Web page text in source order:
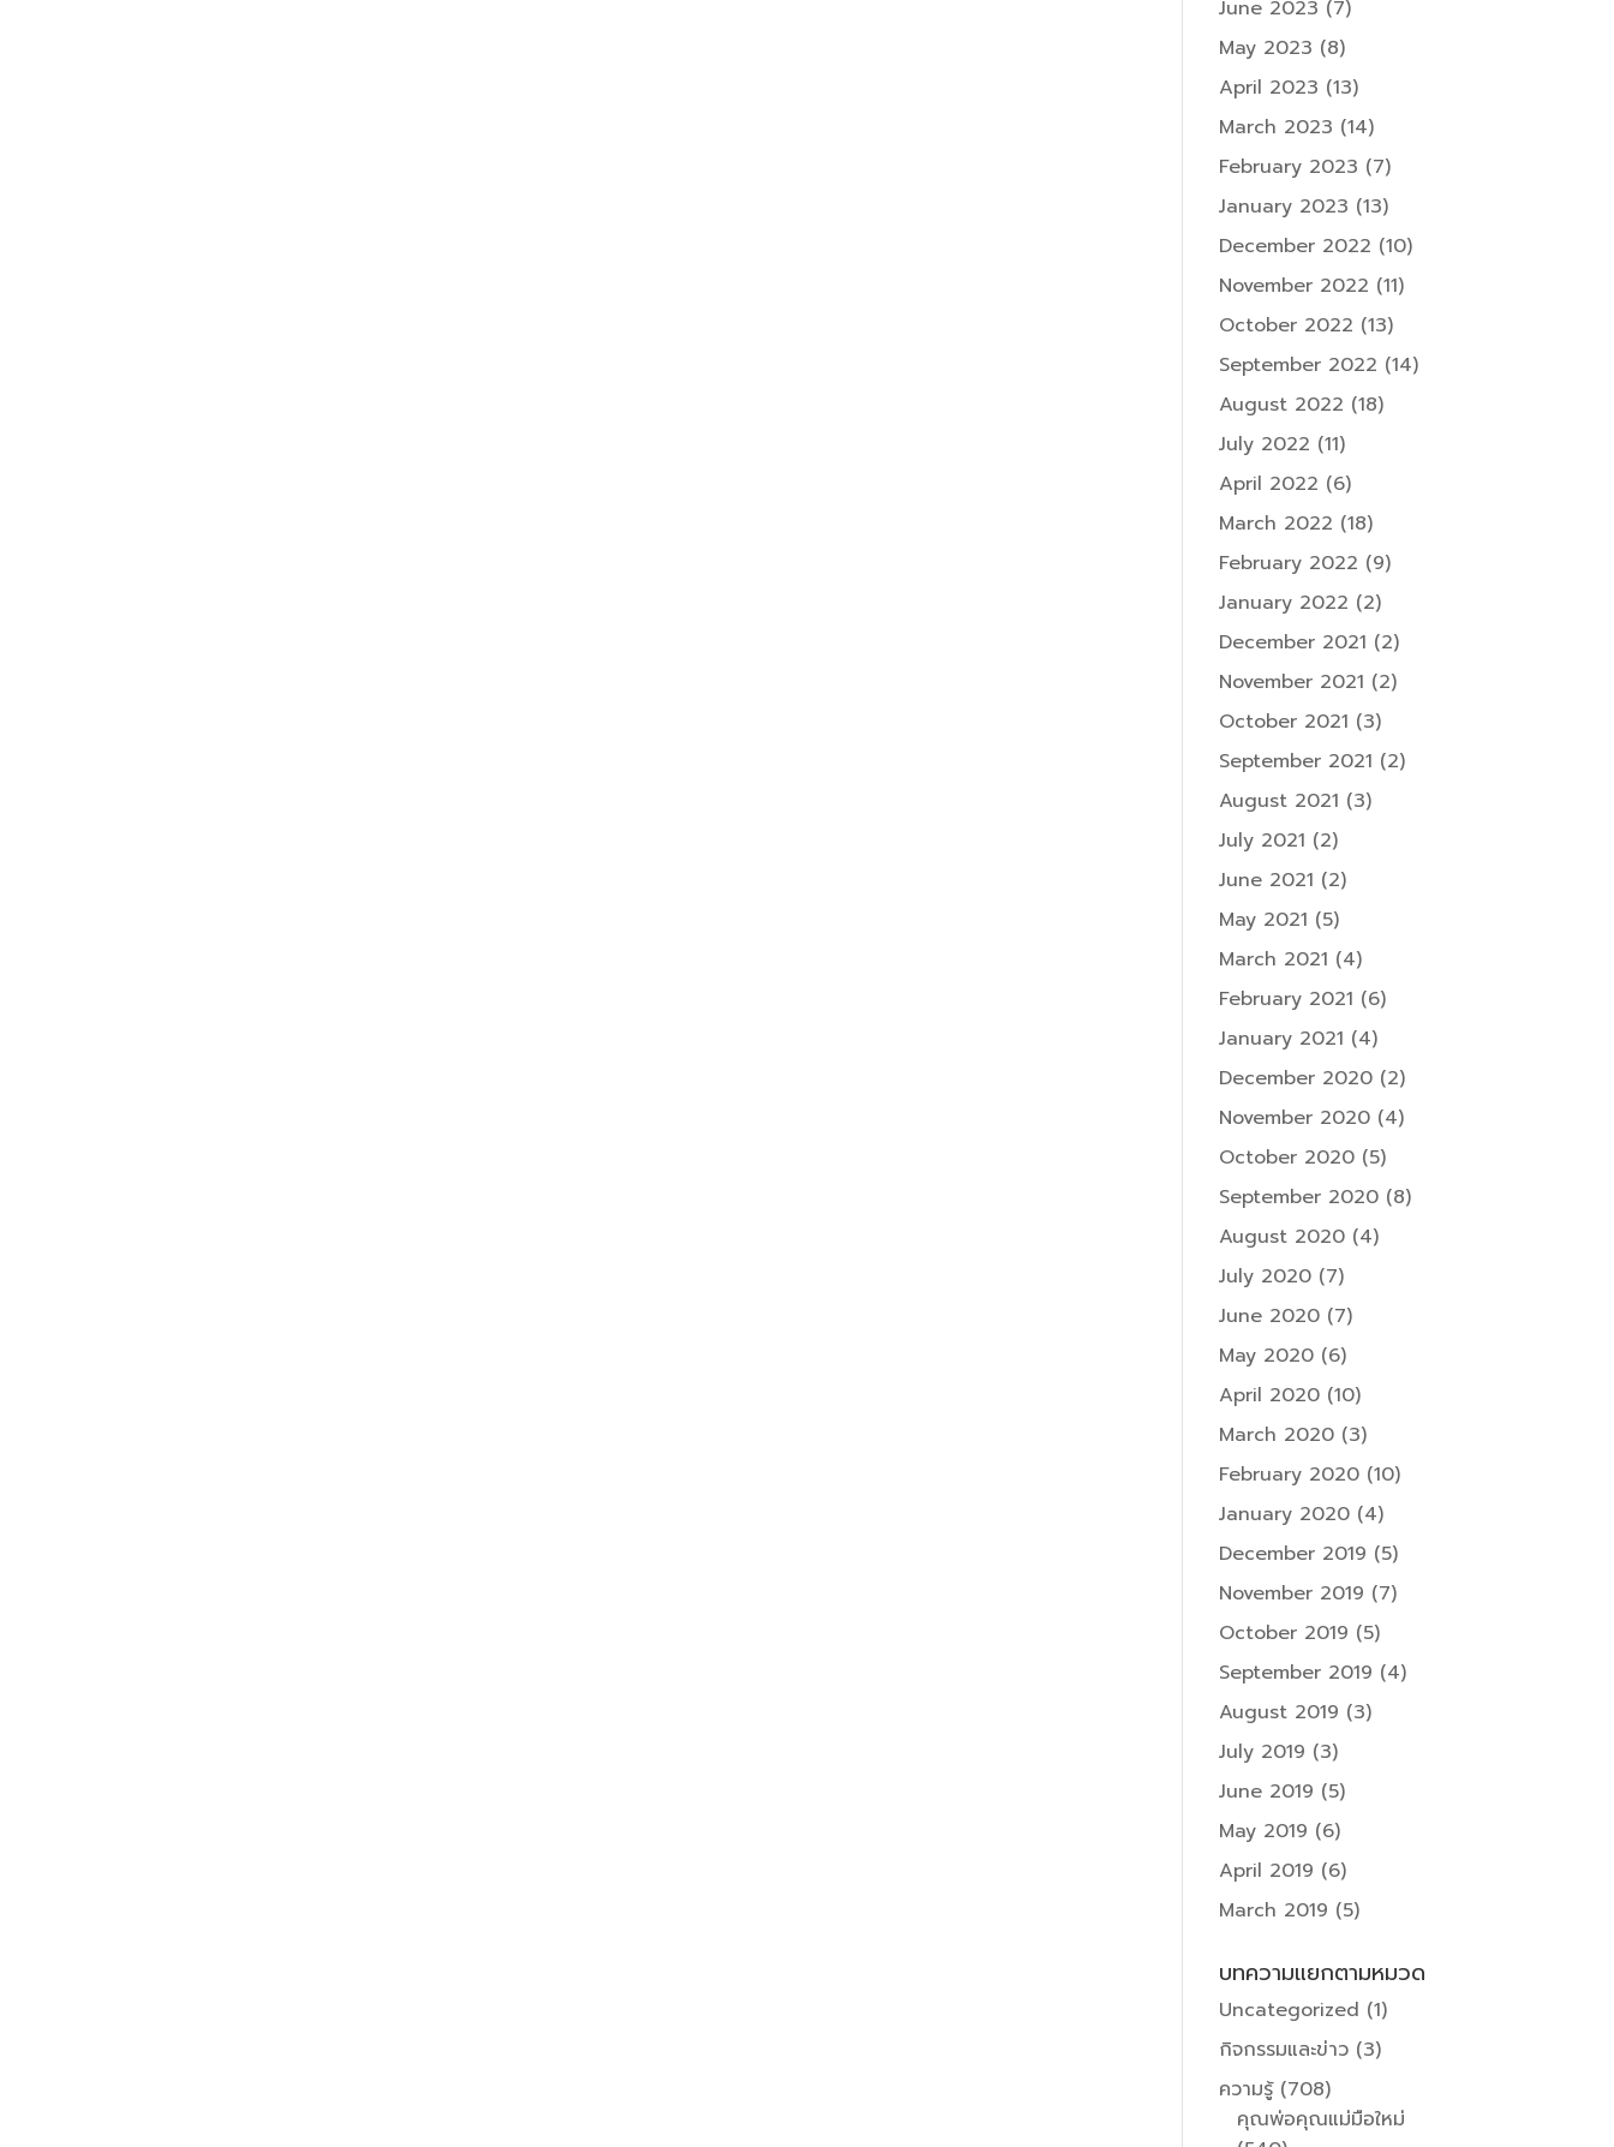
June 2023 (7)
May 2023 (8)
April 2023 (13)
March 2023 (14)
February 2023 (7)
January 2023 (13)
December 2022 (10)
November 2022 (11)
October 2022 (13)
September 2022 (14)
August 2022 (18)
July 2022 (11)
April 2022 (6)
March 2022 (18)
February 2022 (9)
January 2022 (2)
December 2021 (2)
November 2021 (2)
October 2021 (3)
September 2021 (2)
August 2021 (3)
July 2021 (2)
June 2021 (2)
May 2021 (5)
March 2021 (4)
February 2021 (6)
January 2021 (4)
December 2020 (2)
November 2020 (4)
October 2020 (5)
September 2020 (8)
August 2020 (4)
July 2020 (7)
June 2020 (7)
May 2020 (6)
April 2020 (10)
March 2020 (3)
February 2020 (10)
January 2020 (4)
December 2019 (5)
November 2019 (7)
October 2019 (5)
September 2019 (4)
August 2019 (3)
July 2019 (3)
June 2019 (5)
May 2019 (6)
April 2019 (6)
March 2019 (5)
บทความแยกตามหมวด
Uncategorized (1)
กิจกรรมและข่าว (3)
ความรู้(708)
คุณพ่อคุณแม่มือใหม่